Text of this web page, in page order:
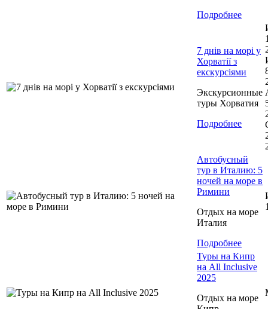
Подробнее
7 днів на морі у
Хорватії з
екскурсіями
Экскурсионные
туры Хорватия
Подробнее
Автобусный
тур в Италию: 5
ночей на море в
Римини
Отдых на море
Италия
Подробнее
Туры на Кипр
на All Inclusive
2025
Отдых на море